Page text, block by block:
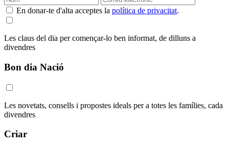
En donar-te d'alta acceptes la política de privacitat.
Les claus del dia per començar-lo ben informat, de dilluns a
divendres
Bon dia Nació
Les novetats, consells i propostes ideals per a totes les famílies, cada
divendres
Criar